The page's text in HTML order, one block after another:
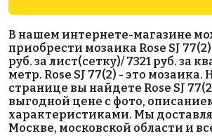
5012 руб./м²
Rose WJ 22(2)
327x327
5719 руб./м²
Rose WJ 81(2)
327x327
В нашем интернете-магазине
приобрести мозаика Rose SJ
руб. за лист(сетку)/ 7321 руб. за
метр. Rose SJ 77(2) - это мозаика.
странице вы найдете Rose SJ
выгодной цене с фото,
характеристиками. Мы
Москве, московской области и